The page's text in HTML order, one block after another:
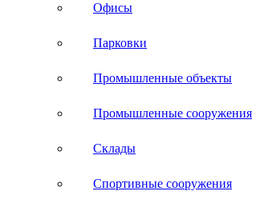
Офисы
Парковки
Промышленные объекты
Промышленные сооружения
Склады
Спортивные сооружения